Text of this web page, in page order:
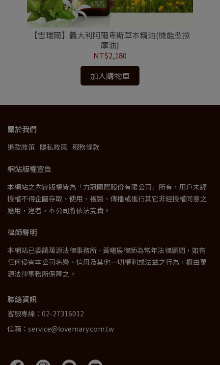
【雪瑞爾】義大利阿爾卑斯草本精油(機能型按
摩油)
NT$2,180
加入購物車
關於我們
退款政策 隱私政策 服務條款
網站版權宣告
本網站之內容版權皆為「力冠國際股份有限公司」所有，用戶未經
授權不得企圖存取、使用、複製、傳播或進行其它非經授權同意之
應用，違者，本公司將依法究責。
律師聲明
本網站已委請萬源法律事務所 - 黃曙展律師為常年法律顧問，如有
任何侵害本公司名譽、信用及其他一切權利或法益之行為，概由萬
源法律事務所保障之。
聯絡資訊
客服專線：02-27316012
信箱：service@lovemary.com.tw